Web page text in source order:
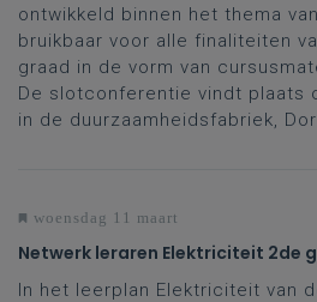
ontwikkeld binnen het thema
bruikbaar voor alle finaliteiten
graad in de vorm van
De slotconferentie vindt plaats
in de duurzaamheidsfabriek,
woensdag 11 maart
Netwerk leraren Elektriciteit 2de
In het leerplan Elektriciteit van